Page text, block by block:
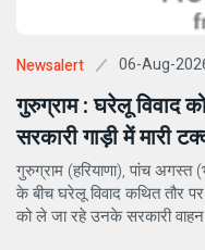
Newsalert 06-Aug-
गुरुग्राम : घरेलू
सरकारी गाड़ी में मारी
गुरुग्राम (हरियाणा), पांच
के बीच घरेलू विवाद कथित तौर
को ले जा रहे उनके सरकारी